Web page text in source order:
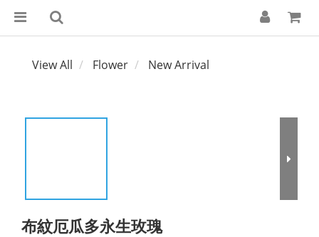
View All Flower New Arrival
布紋厄瓜多永生玫瑰